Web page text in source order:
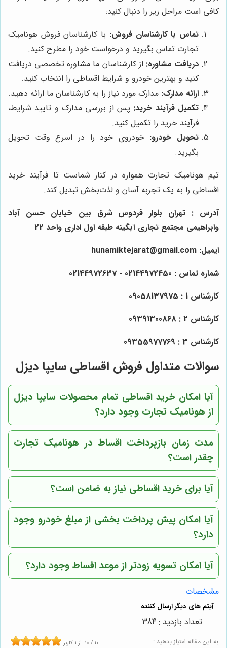
کافی است مراحل زیر را دنبال کنید:
تماس با کارشناسان فروش: با کارشناسان فروش هونامیک
تجارت تماس بگیرید و درخواست خود را مطرح کنید.
دریافت مشاوره: از کارشناسان ما مشاوره تخصصی دریافت
کنید و بهترین خودرو و شرایط اقساطی را انتخاب کنید.
ارائه مدارک: مدارک مورد نیاز را به کارشناسان ما ارائه دهید.
تکمیل فرآیند خرید: پس از بررسی مدارک و تایید شرایط،
فرآیند خرید را تکمیل کنید.
تحویل خودرو: خودروی خود را در اسرع وقت تحویل
بگیرید.
تیم هونامیک تجارت همواره در کنار شماست تا فرآیند خرید
اقساطی را به یک تجربه آسان و لذت‌بخش تبدیل کند.
آدرس : تهران بلوار فردوس شرق بین خیابان حسن آباد
وابراهیمی مجتمع تجاری آبگینه طبقه اول اداری واحد 22
ایمیل: hunamiktejarat@gmail.com
شماره تماس : 02144972450 - 02144972637
کارشناس 1 : 09058137975
کارشناس 2 : 09391300868
کارشناس 3 : 09355977769
سوالات متداول فروش اقساطی سایپا دیزل
آیا امکان خرید اقساطی تمام محصولات سایپا دیزل
از هونامیک تجارت وجود دارد؟
مدت زمان بازپرداخت اقساط در هونامیک تجارت
چقدر است؟
آیا برای خرید اقساطی نیاز به ضامن است؟
آیا امکان پیش پرداخت بخشی از مبلغ خودرو وجود
دارد؟
آیا امکان تسویه زودتر از موعد اقساط وجود دارد؟
مشخصات
به این مقاله امتیاز بدهید : 10 / 10 از 1 کاربر
تعداد بازدید : 384